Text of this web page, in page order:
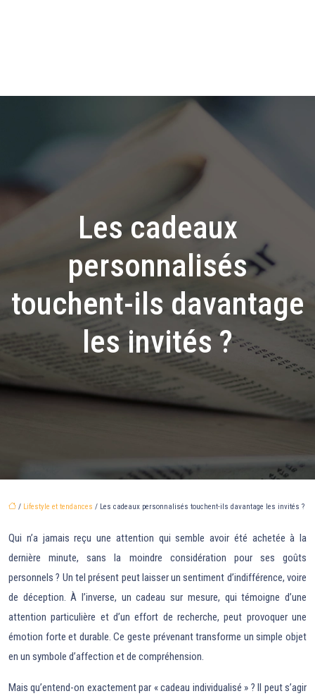
Les cadeaux
personnalisés
touchent-ils davantage
les invités ?
/ Lifestyle et tendances / Les cadeaux personnalisés touchent-ils davantage les invités ?
Qui n’a jamais reçu une attention qui semble avoir été achetée à la
dernière minute, sans la moindre considération pour ses goûts
personnels ? Un tel présent peut laisser un sentiment d’indifférence, voire
de déception. À l’inverse, un cadeau sur mesure, qui témoigne d’une
attention particulière et d’un effort de recherche, peut provoquer une
émotion forte et durable. Ce geste prévenant transforme un simple objet
en un symbole d’affection et de compréhension.
Mais qu’entend-on exactement par « cadeau individualisé » ? Il peut s’agir